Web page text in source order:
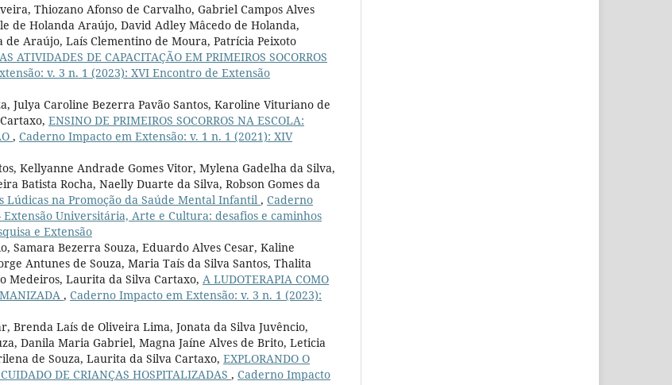
Thiozano Afonso de Carvalho, Gabriel Campos Alves
de Holanda Araújo, David Adley Mâcedo de Holanda,
Araújo, Laís Clementino de Moura, Patrícia Peixoto
ATIVIDADES DE CAPACITAÇÃO EM PRIMEIROS SOCORROS
v. 3 n. 1 (2023): XVI Encontro de Extensão
Julya Caroline Bezerra Pavão Santos, Karoline Vituriano de
ENSINO DE PRIMEIROS SOCORROS NA ESCOLA:
, Caderno Impacto em Extensão: v. 1 n. 1 (2021): XIV
Kellyanne Andrade Gomes Vitor, Mylena Gadelha da Silva,
Batista Rocha, Naelly Duarte da Silva, Robson Gomes da
Lúdicas na Promoção da Saúde Mental Infantil , Caderno
Universitária, Arte e Cultura: desafios e caminhos
e Extensão
Samara Bezerra Souza, Eduardo Alves Cesar, Kaline
Antunes de Souza, Maria Taís da Silva Santos, Thalita
Medeiros, Laurita da Silva Cartaxo, A LUDOTERAPIA COMO
, Caderno Impacto em Extensão: v. 3 n. 1 (2023):
Brenda Laís de Oliveira Lima, Jonata da Silva Juvêncio,
Danila Maria Gabriel, Magna Jaíne Alves de Brito, Leticia
de Souza, Laurita da Silva Cartaxo, EXPLORANDO O
DE CRIANÇAS HOSPITALIZADAS , Caderno Impacto